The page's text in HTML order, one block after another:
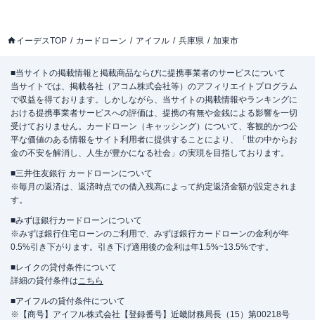
イーデスTOP カードローン アイフル 兵庫県 加東市
■当サイトの掲載情報と掲載商品ならびに提携事業者のサービスについて
当サイトでは、掲載各社（アコム株式会社等）のアフィリエイトプログラム
で収益を得ております。しかしながら、当サイトの掲載情報やランキングに
おける提携事業者サービスへの評価は、提携の有無や金銭による影響を一切
受けておりません。カードローン（キャッシング）について、客観的かつ公
平な価値のある情報をサイト利用者に提供することにより、「世の中からお
金の不安を解消し、人生が豊かになる社会」の実現を目指しております。
■三井住友銀行 カードローンについて
※毎月の返済は、返済時点での借入残高によって約定返済金額が設定されま
す。
■みずほ銀行カードローンについて
※みずほ銀行住宅ローンのご利用で、みずほ銀行カードローンの金利が年
0.5%引き下がります。引き下げ適用後の金利は年1.5%~13.5%です。
■レイクの貸付条件について
詳細の貸付条件はこちら
■アイフルの貸付条件について
※【商号】アイフル株式会社【登録番号】近畿財務局長（15）第00218号